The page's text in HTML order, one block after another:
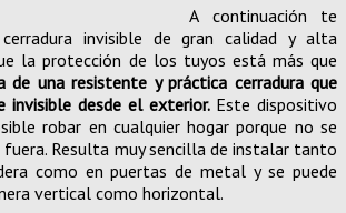
A continuación te
invisible de gran calidad y alta
la protección de los tuyos está más que
de una resistente y práctica cerradura que
desde el exterior. Este dispositivo
robar en cualquier hogar porque no se
fuera. Resulta muy sencilla de instalar tanto
como en puertas de metal y se puede
vertical como horizontal.